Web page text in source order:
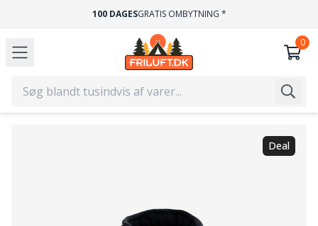
100 DAGESGRATIS OMBYTNING *
Deal